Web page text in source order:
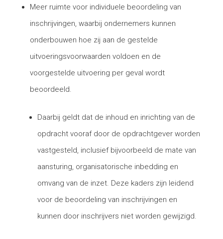
Meer ruimte voor individuele beoordeling van
inschrijvingen, waarbij ondernemers kunnen
onderbouwen hoe zij aan de gestelde
uitvoeringsvoorwaarden voldoen en de
voorgestelde uitvoering per geval wordt
beoordeeld.
Daarbij geldt dat de inhoud en inrichting van de
opdracht vooraf door de opdrachtgever worden
vastgesteld, inclusief bijvoorbeeld de mate van
aansturing, organisatorische inbedding en
omvang van de inzet. Deze kaders zijn leidend
voor de beoordeling van inschrijvingen en
kunnen door inschrijvers niet worden gewijzigd.